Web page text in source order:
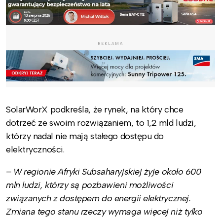
REKLAMA
SolarWorX podkreśla, że rynek, na który chce
dotrzeć ze swoim rozwiązaniem, to 1,2 mld ludzi,
którzy nadal nie mają stałego dostępu do
elektryczności.
– W regionie Afryki Subsaharyjskiej żyje około 600
mln ludzi, którzy są pozbawieni możliwości
związanych z dostępem do energii elektrycznej.
Zmiana tego stanu rzeczy wymaga więcej niż tylko